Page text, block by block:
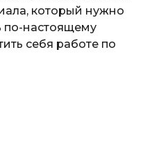
который нужно
по-настоящему
себя работе по